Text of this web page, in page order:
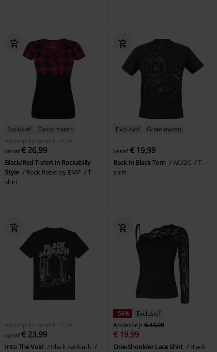
Exclusief
Grote maten
Adviesprijs
vanaf € 29,99
vanaf€ 26,99
Black/Red T-shirt in Rockabilly
Style
Rock Rebel by EMP
T-
shirt
Exclusief Grote maten
vanaf€ 19,99
Back In Black Torn AC/DC
T-
shirt
Adviesprijs vanaf € 24,99
vanaf€ 23,99
Into The Void
Black Sabbath
-54%
Exclusief
Adviesprijs € 43,99
€ 19,99
One-Shoulder Lace Shirt
Black